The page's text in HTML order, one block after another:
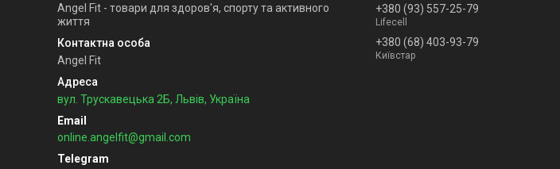
Angel Fit - товари для здоров'я, спорту та активного
життя
Angel Fit
вул. Трускавецька 2Б, Львів, Україна
online.angelfit@gmail.com
+380 (93) 557-25-79
Lifecell
+380 (68) 403-93-79
Київстар